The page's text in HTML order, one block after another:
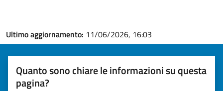
Ultimo aggiornamento: 11/06/2026, 16:03
Quanto sono chiare le informazioni su questa
pagina?